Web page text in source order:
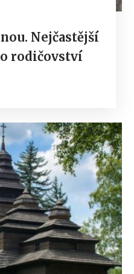
Nejčastější
rodičovství